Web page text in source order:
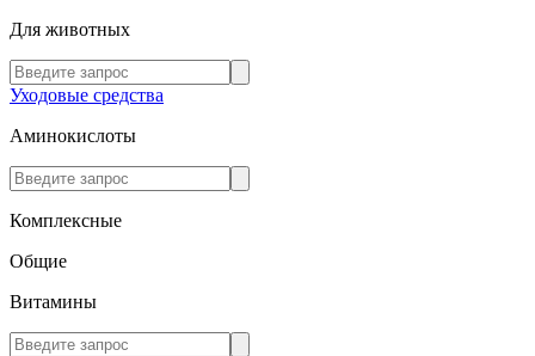
Для животных
Уходовые средства
Аминокислоты
Комплексные
Общие
Витамины